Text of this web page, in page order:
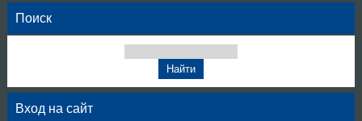
Поиск
Вход на сайт